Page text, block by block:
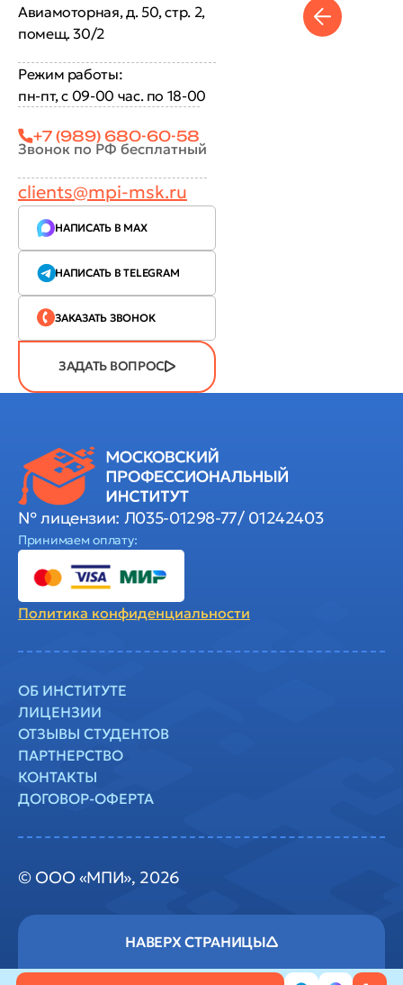
Авиамоторная, д. 50, стр. 2,
помещ. 30/2
Режим работы:
пн-пт, с 09-00 час. по 18-00
+7 (989) 680-60-58
Звонок по РФ бесплатный
clients@mpi-msk.ru
НАПИСАТЬ В MAX
НАПИСАТЬ В TELEGRAM
ЗАКАЗАТЬ ЗВОНОК
ЗАДАТЬ ВОПРОС
№ лицензии: Л035-01298-77/ 01242403
Принимаем оплату:
Политика конфиденциальности
© ООО «МПИ», 2026
ОБ ИНСТИТУТЕ
ЛИЦЕНЗИИ
ОТЗЫВЫ СТУДЕНТОВ
ПАРТНЕРСТВО
КОНТАКТЫ
ДОГОВОР-ОФЕРТА